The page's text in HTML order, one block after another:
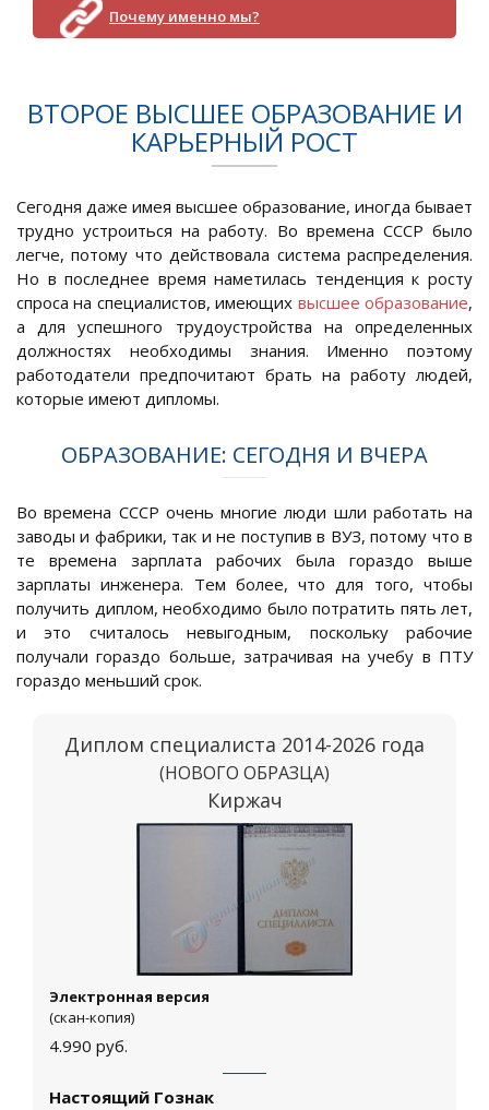
Почему именно мы?
ВТОРОЕ ВЫСШЕЕ ОБРАЗОВАНИЕ И
КАРЬЕРНЫЙ РОСТ
Сегодня даже имея высшее образование, иногда бывает
трудно устроиться на работу. Во времена СССР было
легче, потому что действовала система распределения.
Но в последнее время наметилась тенденция к росту
спроса на специалистов, имеющих высшее образование,
а для успешного трудоустройства на определенных
должностях необходимы знания. Именно поэтому
работодатели предпочитают брать на работу людей,
которые имеют дипломы.
ОБРАЗОВАНИЕ: СЕГОДНЯ И ВЧЕРА
Во времена СССР очень многие люди шли работать на
заводы и фабрики, так и не поступив в ВУЗ, потому что в
те времена зарплата рабочих была гораздо выше
зарплаты инженера. Тем более, что для того, чтобы
получить диплом, необходимо было потратить пять лет,
и это считалось невыгодным, поскольку рабочие
получали гораздо больше, затрачивая на учебу в ПТУ
гораздо меньший срок.
Диплом специалиста 2014-2026 года
(НОВОГО ОБРАЗЦА)
Киржач
Электронная версия
(скан-копия)
4.990 руб.
Настоящий Гознак